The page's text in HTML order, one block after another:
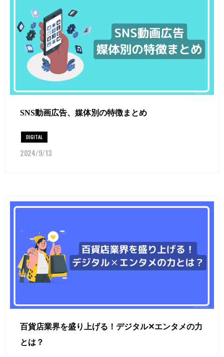
SNS動画広告、媒体別の特徴まとめ
DIGITAL
2024/9/13
百貨店業界を盛り上げる！デジタル✕エンタメの力
とは？